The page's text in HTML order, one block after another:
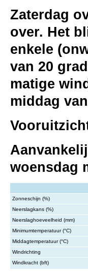
Zaterdag
over. Het
enkele
van 20
matige
middag
woensdag
Zonneschijn (%)
Neerslagkans (%)
Neerslaghoeveelheid (mm)
Minimumtemperatuur (°C)
Middagtemperatuur (°C)
Windrichting
Windkracht (bft)